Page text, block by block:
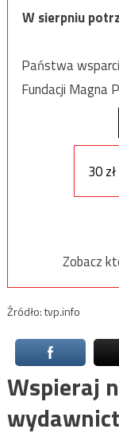
W sierpniu
Państwa
Fundacji Magna
30 zł
Zobacz
Źródło: tvp.info
Wspieraj